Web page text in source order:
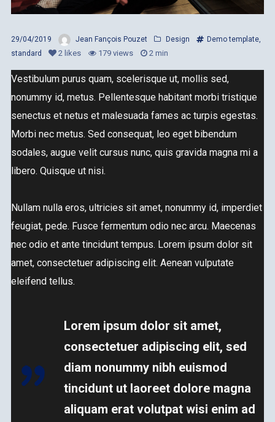
29/04/2019 Jean Fançois Pouzet Design Demo template,
standard
2 likes 179 views 2 min
Vestibulum purus quam, scelerisque ut, mollis sed,
nonummy id, metus. Pellentesque habitant morbi tristique
senectus et netus et malesuada fames ac turpis egestas.
Morbi nec metus. Sed consequat, leo eget bibendum
sodales, augue velit cursus nunc, quis gravida magna mi a
libero. Quisque ut nisi.
Nullam nulla eros, ultricies sit amet, nonummy id, imperdiet
feugiat, pede. Fusce fermentum odio nec arcu. Maecenas
nec odio et ante tincidunt tempus. Lorem ipsum dolor sit
amet, consectetuer adipiscing elit. Aenean vulputate
eleifend tellus.
Lorem ipsum dolor sit amet,
consectetuer adipiscing elit, sed
diam nonummy nibh euismod
tincidunt ut laoreet dolore magna
aliquam erat volutpat wisi enim ad